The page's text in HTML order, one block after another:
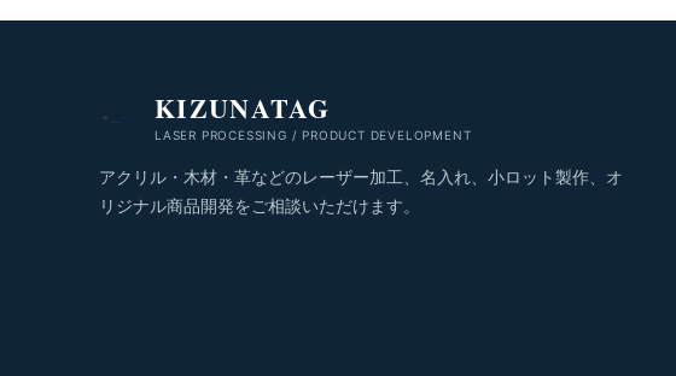
KIZUNATAG
LASER PROCESSING / PRODUCT DEVELOPMENT
アクリル・木材・革などのレーザー加工、名入れ、小ロット製作、オ
リジナル商品開発をご相談いただけます。